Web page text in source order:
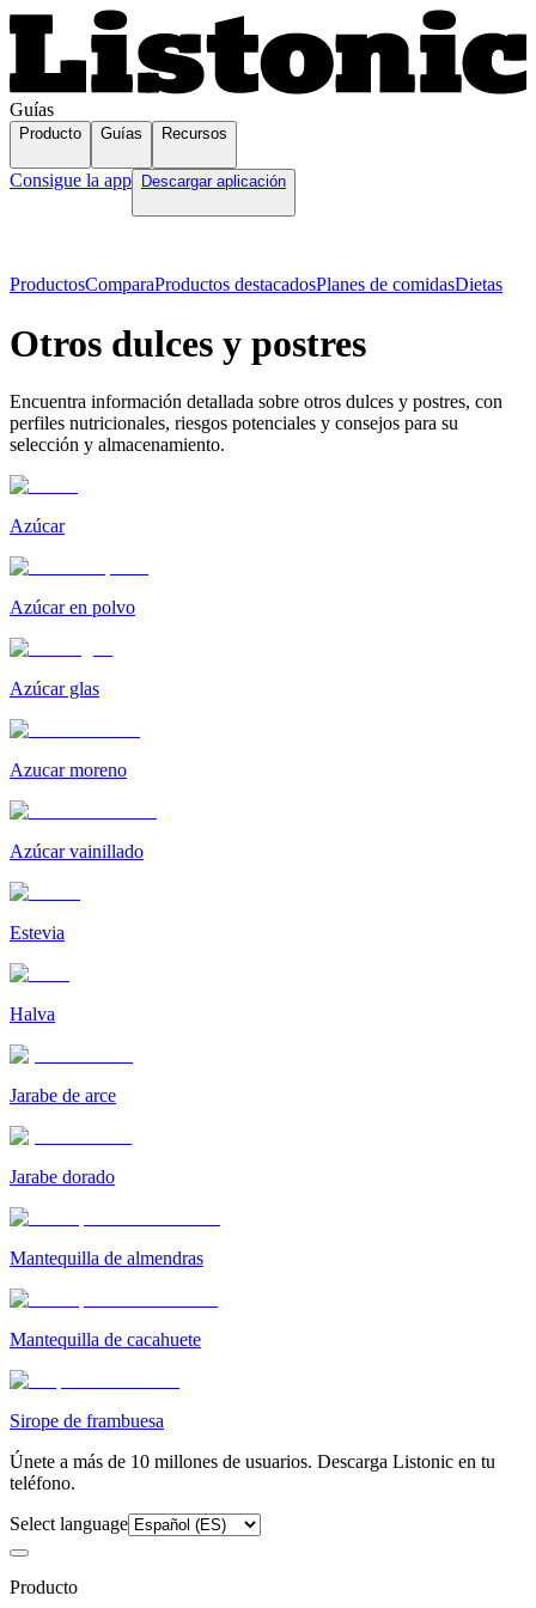
Guías
Producto Guías Recursos
Consigue la app Descargar aplicación
ProductosComparaProductos destacadosPlanes de comidasDietas
Otros dulces y postres
Encuentra información detallada sobre otros dulces y postres, con
perfiles nutricionales, riesgos potenciales y consejos para su
selección y almacenamiento.
Azúcar
Azúcar en polvo
Azúcar glas
Azucar moreno
Azúcar vainillado
Estevia
Halva
Jarabe de arce
Jarabe dorado
Mantequilla de almendras
Mantequilla de cacahuete
Sirope de frambuesa
Únete a más de 10 millones de usuarios. Descarga Listonic en tu
teléfono.
Select language
Producto